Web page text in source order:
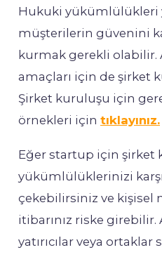
Hukuki yükümlülükleri
müşterilerin güvenini
kurmak gerekli olabilir.
amaçları için de şirket
Şirket kuruluşu için
örnekleri için tıklayınız.
Eğer startup için şirket
yükümlülüklerinizi
çekebilirsiniz ve kişisel
itibarınız riske girebilir.
yatırıcılar veya